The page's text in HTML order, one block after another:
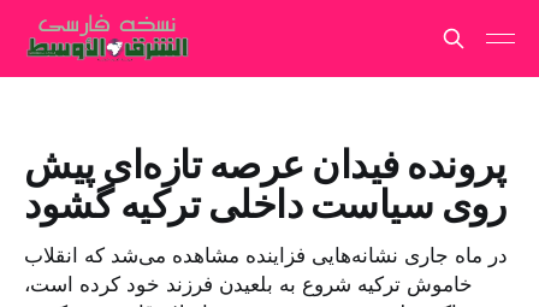
پرونده فیدان عرصه تازه‌ای پیش
روی سیاست داخلی ترکیه گشود
در ماه جاری نشانه‌هایی فزاینده مشاهده می‌شد که انقلاب
خاموش ترکیه شروع به بلعیدن فرزند خود کرده است،